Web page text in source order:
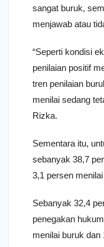
sangat buruk,
menjawab atau
“Seperti kondisi
penilaian positif
tren penilaian
menilai sedang
Rizka.
Sementara itu,
sebanyak 38,7
3,1 persen
Sebanyak 32,4
penegakan
menilai buruk dan